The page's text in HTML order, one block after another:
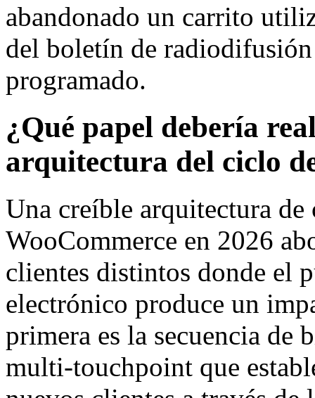
abandonado un carrito
del boletín de
programado.
¿Qué papel debería
arquitectura del ciclo
Una creíble arquitectura
WooCommerce en 2026
clientes distintos donde el
electrónico produce un
primera es la secuencia
multi-touchpoint que